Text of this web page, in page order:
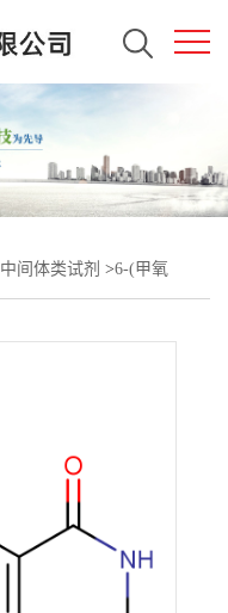
中间体类试剂 >6-(甲氧